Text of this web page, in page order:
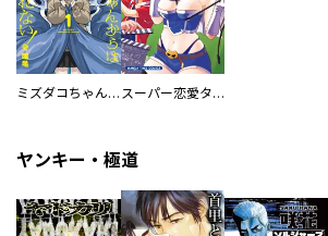
ミズダコちゃんからは逃げられない！ スーパー恋愛タイム！～現場でドＳな彼女は自宅でデレる～
ヤンキー・極道